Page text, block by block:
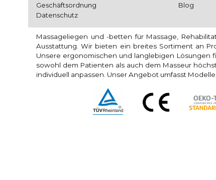
Geschäftsordnung
Datenschutz
Blog
Massageliegen und -betten für Massage,
Ausstattung. Wir bieten ein breites Sortiment an
Unsere ergonomischen und langlebigen Lösungen
sowohl dem Patienten als auch dem Masseur
individuell anpassen. Unser Angebot umfasst